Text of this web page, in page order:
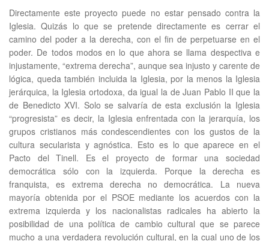
Directamente este proyecto puede no estar pensado contra la
Iglesia. Quizás lo que se pretende directamente es cerrar el
camino del poder a la derecha, con el fin de perpetuarse en el
poder. De todos modos en lo que ahora se llama despectiva e
injustamente, “extrema derecha”, aunque sea injusto y carente de
lógica, queda también incluida la Iglesia, por la menos la Iglesia
jerárquica, la Iglesia ortodoxa, da igual la de Juan Pablo II que la
de Benedicto XVI. Solo se salvaría de esta exclusión la Iglesia
“progresista” es decir, la Iglesia enfrentada con la jerarquía, los
grupos cristianos más condescendientes con los gustos de la
cultura secularista y agnóstica. Esto es lo que aparece en el
Pacto del Tinell. Es el proyecto de formar una sociedad
democrática sólo con la izquierda. Porque la derecha es
franquista, es extrema derecha no democrática. La nueva
mayoría obtenida por el PSOE mediante los acuerdos con la
extrema izquierda y los nacionalistas radicales ha abierto la
posibilidad de una política de cambio cultural que se parece
mucho a una verdadera revolución cultural, en la cual uno de los